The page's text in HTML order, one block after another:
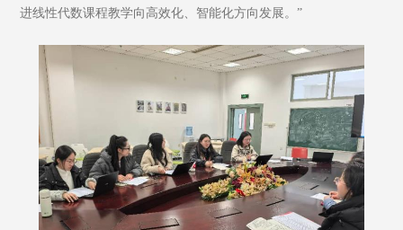
进线性代数课程教学向高效化、智能化方向发展。”